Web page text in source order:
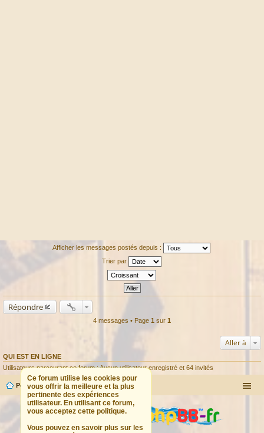
Afficher les messages postés depuis :
Trier par
Répondre
4 messages • Page 1 sur 1
Aller à
QUI EST EN LIGNE
Utilisateurs parcourant ce forum : Aucun utilisateur enregistré et 64 invités
Ce forum utilise les cookies pour
vous offrir la meilleure et la plus
pertinente des expériences
utilisateur. En utilisant ce forum,
vous acceptez cette politique.
Vous pouvez en savoir plus sur les
Portail Forum